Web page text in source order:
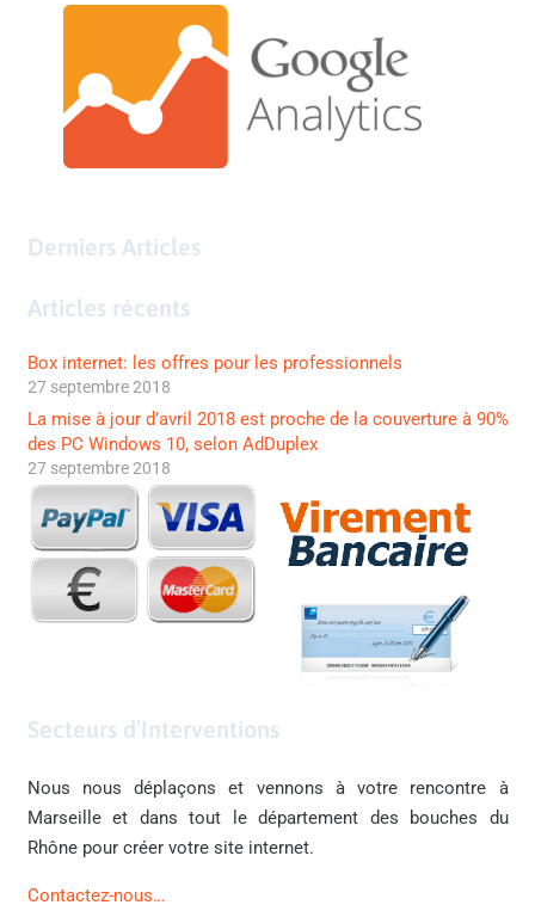
Derniers Articles
Articles récents
Box internet: les offres pour les professionnels
27 septembre 2018
La mise à jour d’avril 2018 est proche de la couverture à 90%
des PC Windows 10, selon AdDuplex
27 septembre 2018
Secteurs d’Interventions
Nous nous déplaçons et vennons à votre rencontre à
Marseille et dans tout le département des bouches du
Rhône pour créer votre site internet.
Contactez-nous…